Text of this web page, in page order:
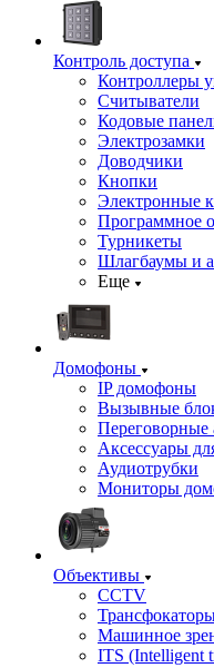
Контроль доступа
Контроллеры
Считыватели
Кодовые
Электрозамки
Доводчики
Кнопки
Электронные
Программное
Турникеты
Шлагбаумы и
Еще
Домофоны
IP домофоны
Вызывные
Переговорные
Аксессуары
Аудиотрубки
Мониторы
Объективы
CCTV
Машинное
ITS (Intelligent